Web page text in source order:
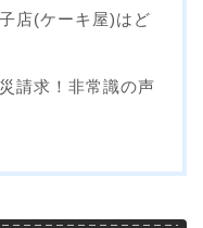
店(ケーキ屋)はど
請求！非常識の声